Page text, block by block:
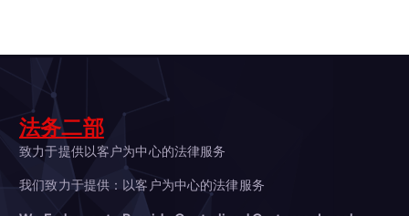
シ
ョ
ン
法务二部
致力于提供以客户为中心的法律服务
我们致力于提供：以客户为中心的法律服务